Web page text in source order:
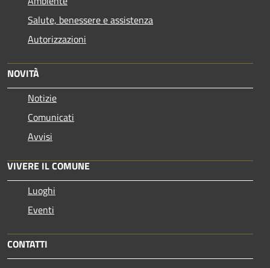
Salute, benessere e assistenza
Autorizzazioni
NOVITÀ
Notizie
Comunicati
Avvisi
VIVERE IL COMUNE
Luoghi
Eventi
CONTATTI